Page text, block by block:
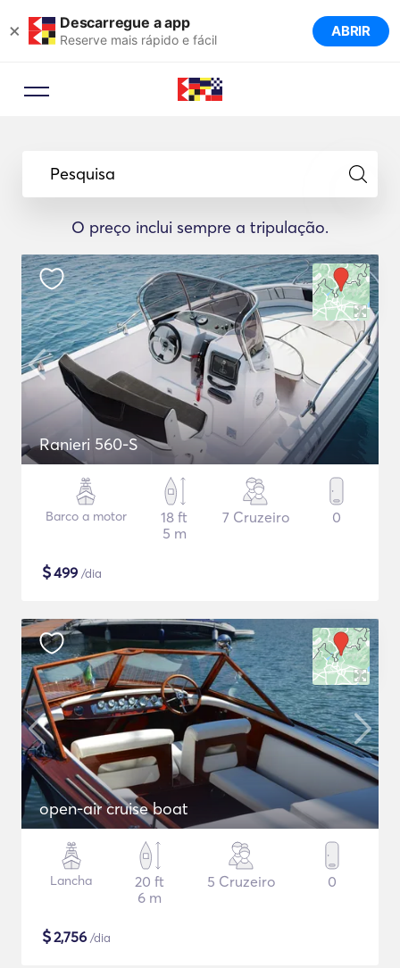
× Descarregue a app
Reserve mais rápido e fácil ABRIR
Pesquisa
O preço inclui sempre a tripulação.
Ranieri 560-S
Barco a motor
18 ft
5 m
7 Cruzeiro 0
$499 /dia
open-air cruise boat
Lancha
20 ft
6 m
5 Cruzeiro 0
$2,756 /dia